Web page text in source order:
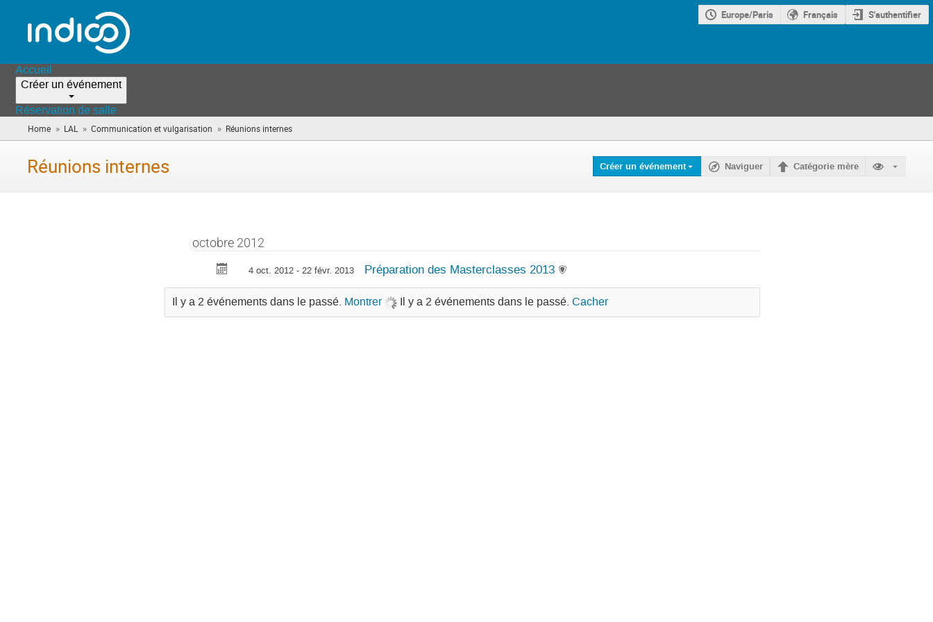
Europe/Paris Français S'authentifier
Accueil
Créer un événement
Réservation de salle
Home » LAL » Communication et vulgarisation » Réunions internes
êtes
Réunions internes Créer un événement Naviguer Catégorie mère
octobre 2012
4 oct. 2012 - 22 févr. 2013 Préparation des Masterclasses 2013
Il y a 2 événements dans le passé. Montrer Il y a 2 événements dans le passé.Cacher